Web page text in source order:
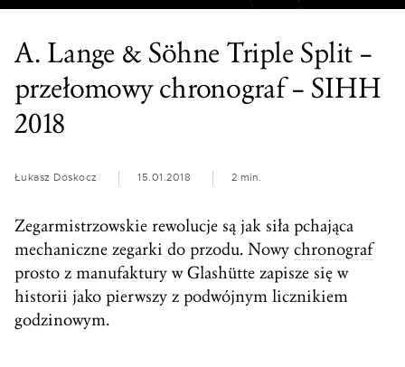
A. Lange & Söhne Triple Split –
przełomowy chronograf – SIHH
2018
Łukasz Doskocz 15.01.2018 2 min.
Zegarmistrzowskie rewolucje są jak siła pchająca
mechaniczne zegarki do przodu. Nowy chronograf
prosto z manufaktury w Glashütte zapisze się w
historii jako pierwszy z podwójnym licznikiem
godzinowym.